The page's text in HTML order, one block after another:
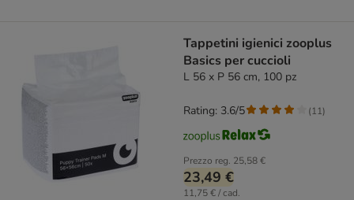
Tappetini igienici zooplus
Basics per cuccioli
L 56 x P 56 cm, 100 pz
Prezzo reg. 25,58 €
23,49 €
11,75 € / cad.
Rating: 3.6/5 (11)